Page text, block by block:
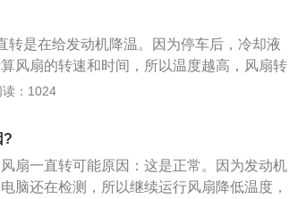
。更换节温器即可。汽车散热风扇的介绍：
98度时，水箱风扇就会自动开启。汽车水
温时不会启动，中高温分为两个转速档位。
开启中档，105度自动开启高档。当冷却液温
/分钟的速度运转，当温度达到105度时，风
转是在给发动机降温。因为停车后，冷却液
风扇的转速和时间，所以温度越高，风扇转
电路虚接。如果发动机温度都已经下降，
感器损坏。可能是因为水温传感器损坏导
的水温传感器。4、风扇继电器损坏。可能
4S店更换一个新的继电器。5、防冻液不
，就不能起到及时降温散热的作用，只能依
读：1024
?
扇一直转可能原因：这是正常。因为发动机
脑还在检测，所以继续运行风扇降低温度，